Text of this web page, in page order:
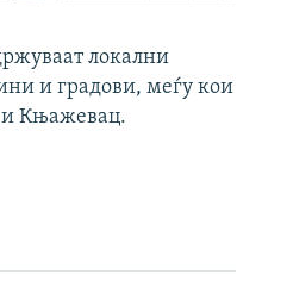
локални
и градови, меѓу кои
и Књажевац.